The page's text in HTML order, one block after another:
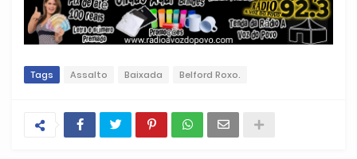
Tags Assalto Baixada Belford Roxo.